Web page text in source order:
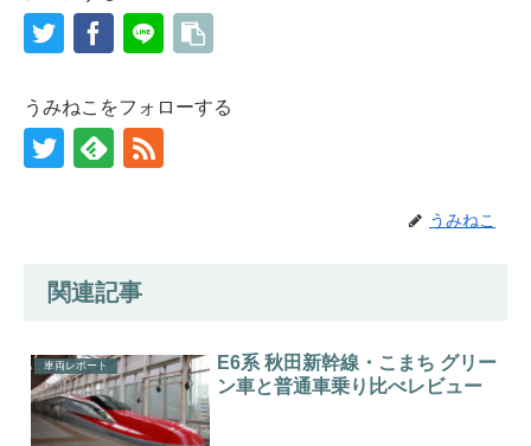
うみねこをフォローする
うみねこ
関連記事
車両レポート
E6系 秋田新幹線・こまち グリー
ン車と普通車乗り比べレビュー